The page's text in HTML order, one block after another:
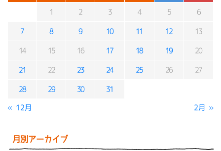
1 2 3 4 5 6
7 8 9 10 11 12 13
14 15 16 17 18 19 20
21 22 23 24 25 26 27
28 29 30 31
« 12月 2月 »
月別アーカイブ